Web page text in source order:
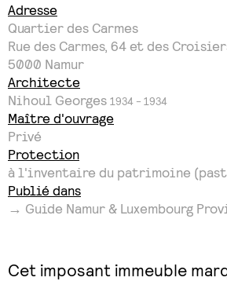
Adresse
Quartier des Carmes
Rue des Carmes, 64 et des
5000 Namur
Architecte
Nihoul Georges 1934 - 1934
Maître d'ouvrage
Privé
Protection
à l'inventaire du patrimoine
Publié dans
→ Guide Namur & Luxembourg
Cet imposant immeuble